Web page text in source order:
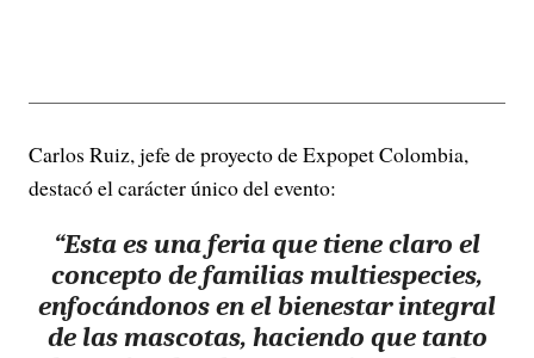
Carlos Ruiz, jefe de proyecto de Expopet Colombia,
destacó el carácter único del evento:
“Esta es una feria que tiene claro el
concepto de familias multiespecies,
enfocándonos en el bienestar integral
de las mascotas, haciendo que tanto